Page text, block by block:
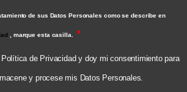
de sus Datos Personales como se describe en
, marque esta casilla.
de Privacidad y doy mi consentimiento para
y procese mis Datos Personales.